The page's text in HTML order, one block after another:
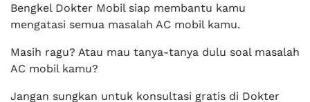
Bengkel Dokter Mobil siap membantu kamu
mengatasi semua masalah AC mobil kamu.
Masih ragu? Atau mau tanya-tanya dulu soal masalah
AC mobil kamu?
Jangan sungkan untuk konsultasi gratis di Dokter